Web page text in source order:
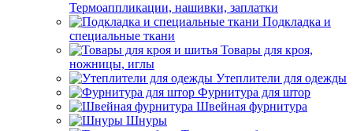
Термоаппликации, нашивки, заплатки
Подкладка и
специальные ткани
Товары для кроя,
ножницы, иглы
Утеплители для одежды
Фурнитура для штор
Швейная фурнитура
Шнуры